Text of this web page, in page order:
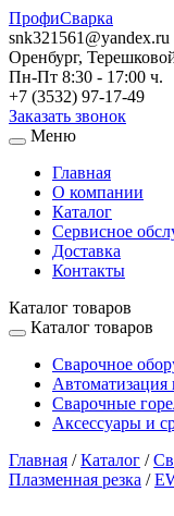
ПрофиСварка
snk321561@yandex.ru
Оренбург,
Пн-Пт 8:30 - 17:00 ч.
+7 (3532) 97-17-49
Заказать звонок
Меню
Главная
О компании
Каталог
Сервисное
Доставка
Контакты
Каталог товаров
Каталог товаров
Сварочное
Автоматизация
Сварочные
Аксессуары и
Главная /Каталог /
Плазменная резка /